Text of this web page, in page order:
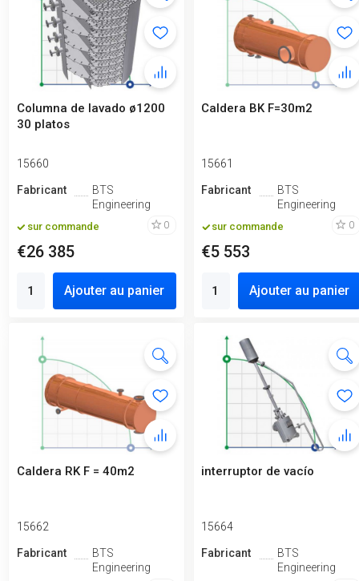
Columna de lavado ø1200
30 platos
15660
Fabricant
BTS
Engineering
sur commande 0
€26 385
Ajouter au panier
Caldera BK F=30m2
15661
Fabricant
BTS
Engineering
sur commande 0
€5 553
Ajouter au panier
Caldera RK F = 40m2
15662
Fabricant
BTS
Engineering
interruptor de vacío
15664
Fabricant
BTS
Engineering